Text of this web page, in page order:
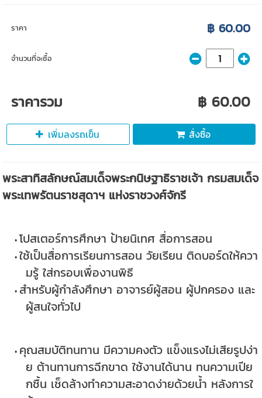
ราคา ฿ 60.00
จำนวนที่จะซื้อ
ราคารวม ฿ 60.00
เพิ่มลงรถเข็น สั่งซื้อ
พระสาทิสลักษณ์สมเด็จพระกนิษฐาธิราชเจ้า กรมสมเด็จ
พระเทพรัตนราชสุดาฯ แห่งราชวงศ์จักรี
โปสเตอร์การศึกษา ป้ายนิเทศ สื่อการสอน
ใช้เป็นสื่อการเรียนการสอน วัยเรียน ติดบอร์ดให้ควา
มรู้ ใส่กรอบเพื่องานพิธี
สำหรับผู้กำลังศึกษา อาจารย์ผู้สอน ผู้ปกครอง และ
ผู้สนใจทั่วไป
คุณสมบัติทนทาน มีความคงตัว แข็งแรงไม่เสียรูปง่า
ย ต้านทานการฉีกขาด ใช้งานได้นาน ทนความเปีย
กชื้น เช็ดล้างทำความสะอาดง่ายด้วยน้ำ หลังการใ